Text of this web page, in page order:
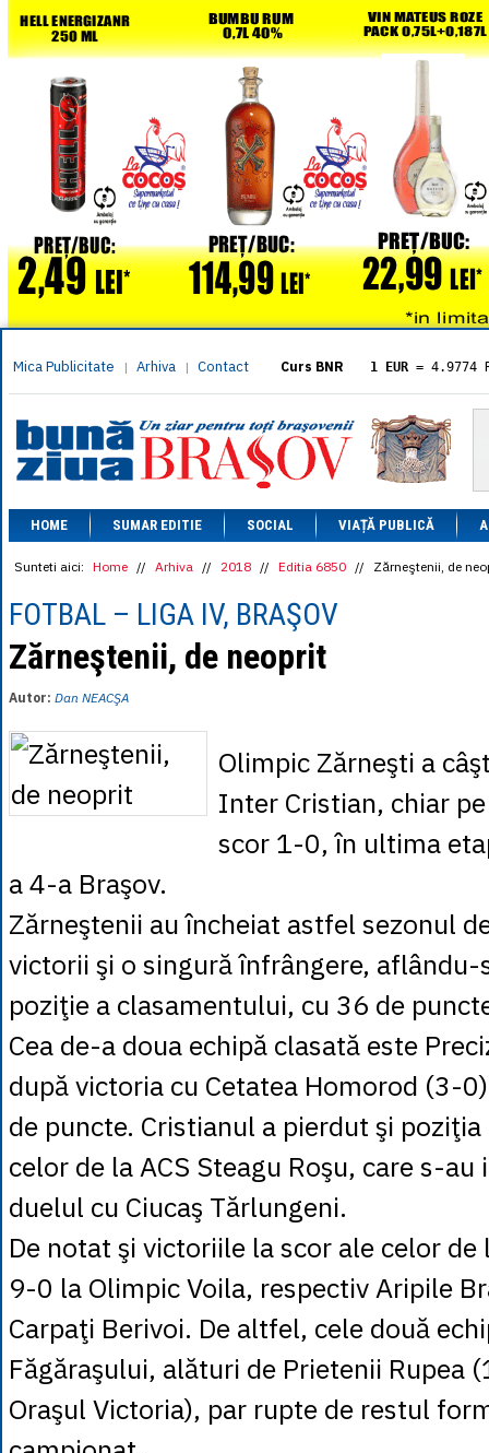
Mica Publicitate | Arhiva | Contact Curs BNR 1 EUR = 4.9774
= 5.8304
1 XAU= 464.4611
1 AED= 1.1933
1 AUD= 2.7957
1 BGN= 2.5449
1 CAD= 3.1559
1 CHF= 5.2813
1 CNY= 0.6015
1 NOK = 0.4191
1 NZD
= 2.6097
1 PLN = 1.1646
1 RSD
= 0.0425
1 RUB= 0.0530
= 0.4526
1 XDR= 5.9383
1 ZAR= 0.2318
HOME SUMAR EDITIE SOCIAL VIAȚĂ PUBLICĂ
Sunteti aici: Home // Arhiva // 2018 // Editia 6850 // Zărneştenii, de
FOTBAL – LIGA IV, BRAŞOV
Zărneştenii, de neoprit
Autor: Dan NEACŞA
Olimpic Zărneşti a
Inter Cristian, chiar
scor 1-0, în ultima
a 4-a Braşov.
Zărneştenii au încheiat astfel sezonul
victorii şi o singură înfrângere, aflându-
poziţie a clasamentului, cu 36 de
Cea de-a doua echipă clasată este
după victoria cu Cetatea Homorod (3-
de puncte. Cristianul a pierdut şi
celor de la ACS Steagu Roşu, care s-
duelul cu Ciucaş Tărlungeni.
De notat şi victoriile la scor ale celor de
9-0 la Olimpic Voila, respectiv Aripile
Carpaţi Berivoi. De altfel, cele două
Făgăraşului, alături de Prietenii Rupea
Oraşul Victoria), par rupte de restul